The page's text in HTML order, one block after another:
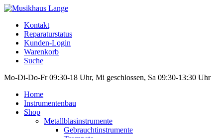
Kontakt
Reparaturstatus
Kunden-Login
Warenkorb
Suche
Mo-Di-Do-Fr 09:30-18 Uhr, Mi geschlossen, Sa 09:30-13:30 Uhr
Home
Instrumentenbau
Shop
Metallblasinstrumente
Gebrauchtinstrumente